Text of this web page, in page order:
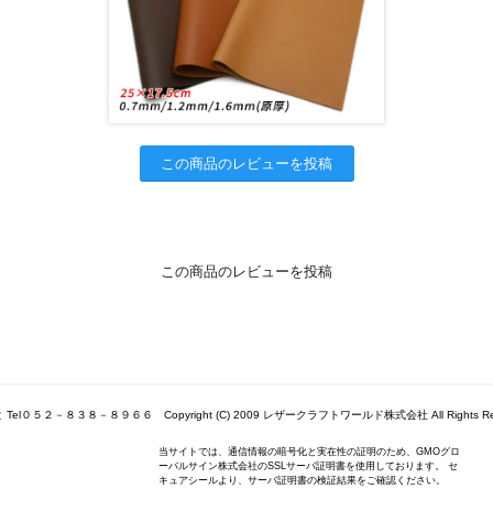
この商品のレビューを投稿
この商品のレビューを投稿
Tel０５２－８３８－８９６６ Copyright (C) 2009 レザークラフトワールド株式会社 All Rights
当サイトでは、通信情報の暗号化と実在性の証明のため、GMOグロ
ーバルサイン株式会社のSSLサーバ証明書を使用しております。 セ
キュアシールより、サーバ証明書の検証結果をご確認ください。